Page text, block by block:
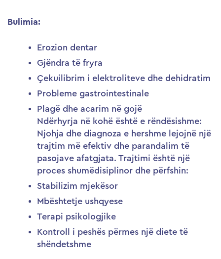
Bulimia:
Erozion dentar
Gjëndra të fryra
Çekuilibrim i elektroliteve dhe dehidratim
Probleme gastrointestinale
Plagë dhe acarim në gojë
Ndërhyrja në kohë është e rëndësishme:
Njohja dhe diagnoza e hershme lejojnë një
trajtim më efektiv dhe parandalim të
pasojave afatgjata. Trajtimi është një
proces shumëdisiplinor dhe përfshin:
Stabilizim mjekësor
Mbështetje ushqyese
Terapi psikologjike
Kontroll i peshës përmes një diete të
shëndetshme